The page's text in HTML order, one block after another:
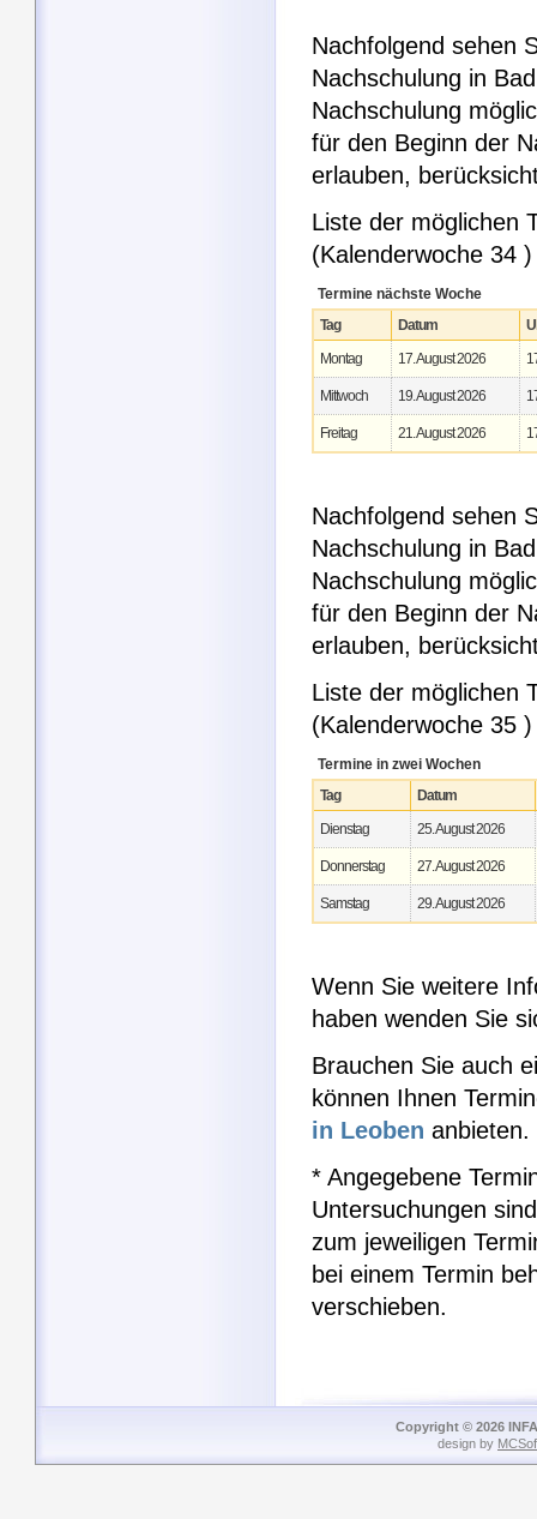
Nachfolgend sehen
Nachschulung in
Nachschulung
für den Beginn der
erlauben,
Liste der möglichen
(Kalenderwoche 34 )
Termine nächste Woche
Tag
Datum
Montag
17. August 2026
Mittwoch 19. August 2026
Freitag 21. August 2026
Nachfolgend sehen
Nachschulung in
Nachschulung
für den Beginn der
erlauben,
Liste der möglichen
(Kalenderwoche 35 )
Termine in zwei Wochen
Tag
Datum
Dienstag
25. August 2026
Donnerstag 27. August 2026
Samstag 29. August 2026
Wenn Sie weitere
haben wenden Sie
Brauchen Sie auch
können Ihnen
in Leoben anbieten.
* Angegebene
Untersuchungen
zum jeweiligen
bei einem Termin
verschieben.
Copyright © 2026
design by